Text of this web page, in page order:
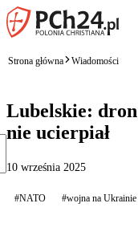
Strona główna Wiadomości
Lubelskie:
nie ucierpiał
10 września 2025
#NATO #wojna na Ukrainie